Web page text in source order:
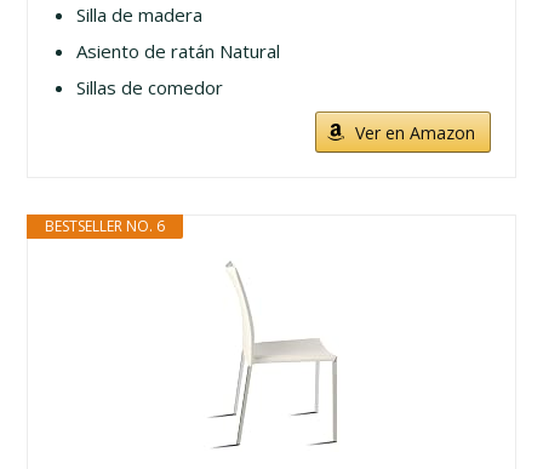
Silla de madera
Asiento de ratán Natural
Sillas de comedor
Ver en Amazon
BESTSELLER NO. 6